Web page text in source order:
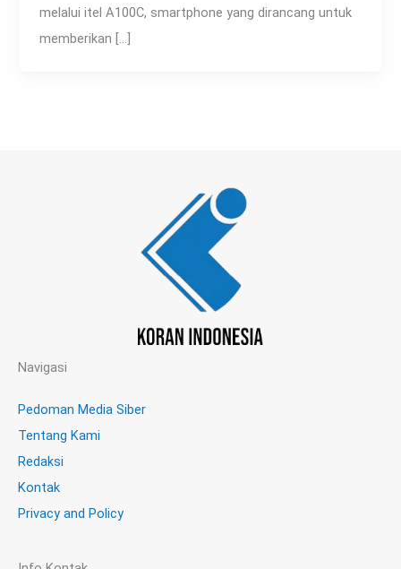
melalui itel A100C, smartphone yang dirancang untuk
memberikan […]
Navigasi
Pedoman Media Siber
Tentang Kami
Redaksi
Kontak
Privacy and Policy